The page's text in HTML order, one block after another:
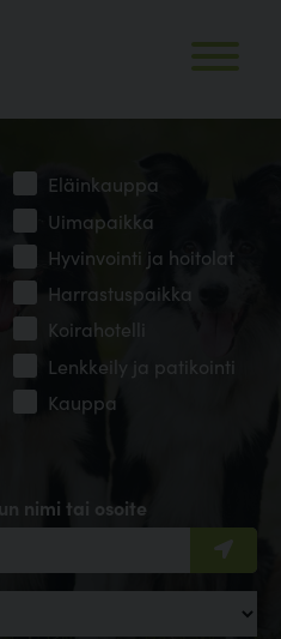
nimi tai osoite
Eläinkauppa
Uimapaikka
Hyvinvointi ja hoitolat
Harrastuspaikka
Koirahotelli
Lenkkeily ja patikointi
Kauppa